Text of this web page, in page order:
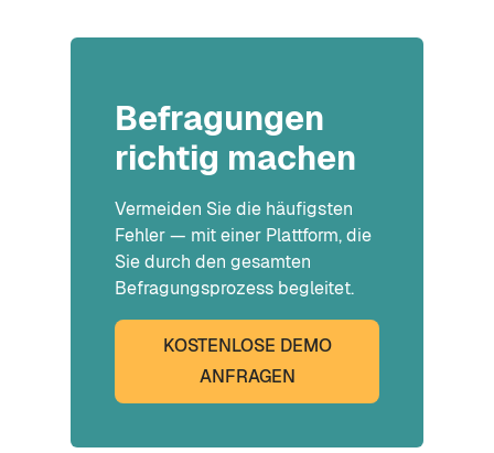
Befragungen
richtig machen
Vermeiden Sie die häufigsten
Fehler — mit einer Plattform, die
Sie durch den gesamten
Befragungsprozess begleitet.
KOSTENLOSE DEMO
ANFRAGEN